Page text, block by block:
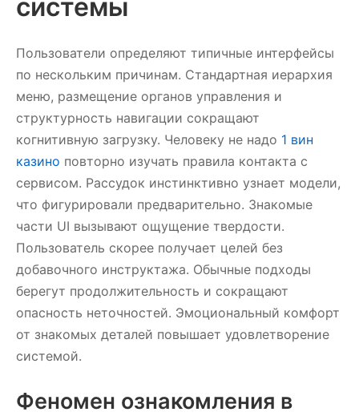
системы
Пользователи определяют типичные интерфейсы
по нескольким причинам. Стандартная иерархия
меню, размещение органов управления и
структурность навигации сокращают
когнитивную загрузку. Человеку не надо 1 вин
казино повторно изучать правила контакта с
сервисом. Рассудок инстинктивно узнает модели,
что фигурировали предварительно. Знакомые
части UI вызывают ощущение твердости.
Пользователь скорее получает целей без
добавочного инструктажа. Обычные подходы
берегут продолжительность и сокращают
опасность неточностей. Эмоциональный комфорт
от знакомых деталей повышает удовлетворение
системой.
Феномен ознакомления в